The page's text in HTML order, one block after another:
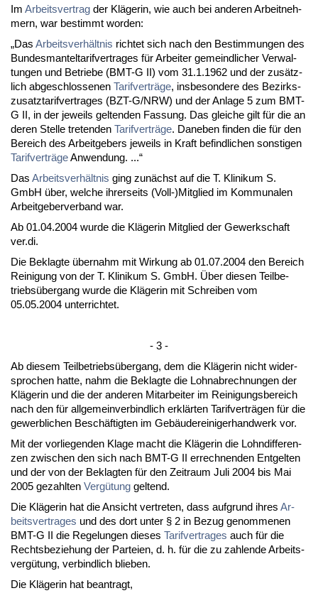
Im Ar­beits­ver­trag der Kläge­rin, wie auch bei an­de­ren Ar­beit­neh­
mern, war be­stimmt wor­den:
„Das Ar­beits­verhält­nis rich­tet sich nach den Be­stim­mun­gen des
Bun­des­man­tel­ta­rif­ver­tra­ges für Ar­bei­ter ge­meind­li­cher Ver­wal­
tun­gen und Be­trie­be (BMT-G II) vom 31.1.1962 und der zusätz­
lich ab­ge­schlos­se­nen Ta­rif­verträge, ins­be­son­de­re des Be­zirks­
zu­satz­ta­rif­ver­tra­ges (BZT-G/NRW) und der An­la­ge 5 zum BMT-
G II, in der je­weils gel­ten­den Fas­sung. Das glei­che gilt für die an
de­ren Stel­le tre­ten­den Ta­rif­verträge. Da­ne­ben fin­den die für den
Be­reich des Ar­beit­ge­bers je­weils in Kraft be­find­li­chen sons­ti­gen
Ta­rif­verträgeAn­wen­dung. ...“
Das Ar­beits­verhält­nis ging zunächst auf die T. Kli­ni­kum S.
GmbH über, wel­che ih­rer­seits (Voll-)Mit­glied im Kom­mu­na­len
Ar­beit­ge­ber­ver­band war.
Ab 01.04.2004 wur­de die Kläge­rin Mit­glied der Ge­werk­schaft
ver.di.
Die Be­klag­te über­nahm mit Wir­kung ab 01.07.2004 den Be­reich
Rei­ni­gung von der T. Kli­ni­kum S. GmbH. Über die­sen Teil­be­
triebsüber­gang wur­de die Kläge­rin mit Schrei­ben vom
05.05.2004 un­ter­rich­tet.
- 3 -
Ab die­sem Teil­be­triebsüber­gang, dem die Kläge­rin nicht wi­der­
spro­chen hat­te, nahm die Be­klag­te die Lohn­ab­rech­nun­gen der
Kläge­rin und die der an­de­ren Mit­ar­bei­ter im Rei­ni­gungs­be­reich
nach den für all­ge­mein­ver­bind­lich erklärten Ta­rif­verträgen für die
ge­werb­li­chen Beschäftig­ten im Gebäuderei­ni­ger­hand­werk vor.
Mit der vor­lie­gen­den Kla­ge macht die Kläge­rin die Lohn­dif­fe­ren­
zen zwi­schen den sich nach BMT-G II er­rech­nen­den Ent­gel­ten
und der von der Be­klag­ten für den Zeit­raum Ju­li 2004 bis Mai
2005 ge­zahl­ten Vergütung gel­tend.
Die Kläge­rin hat die An­sicht ver­tre­ten, dass auf­grund ih­res Ar­
beits­ver­tra­ges und des dort un­ter § 2 in Be­zug ge­nom­me­nen
BMT-G II die Re­ge­lun­gen die­ses Ta­rif­ver­tra­ges auch für die
Rechts­be­zie­hung der Par­tei­en, d. h. für die zu zah­len­de Ar­beits­
vergütung, ver­bind­lich blie­ben.
Die Kläge­rin hat be­an­tragt,